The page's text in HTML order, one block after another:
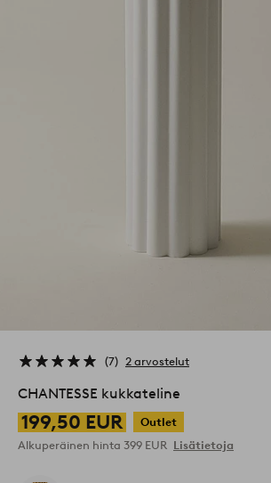
7 2 arvostelut
CHANTESSE kukkateline
199,50 EUR
Outlet
Alkuperäinen hinta 399 EUR Lisätietoja